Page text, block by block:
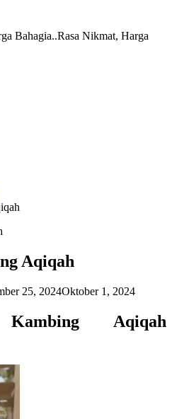
Bahagia..Rasa Nikmat, Harga
Aqiqah
25, 2024Oktober 1, 2024
Aqiqah